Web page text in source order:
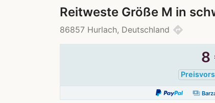
Reitweste Größe M in
86857 Hurlach, Deutschland directions
8
payments